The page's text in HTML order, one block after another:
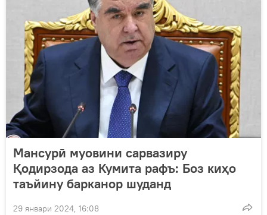
Мансурӣ муовини сарвазиру
Қодирзода аз Кумита рафъ: Боз киҳо
таъйину барканор шуданд
29 январи 2024, 16:08